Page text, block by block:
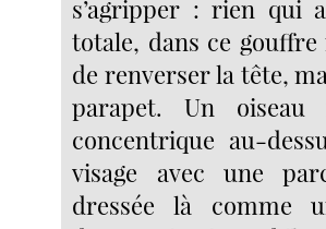
s’agripper : rien qui
totale, dans ce
de renverser la tête,
parapet. Un
concentrique au-
visage avec une
dressée là comme